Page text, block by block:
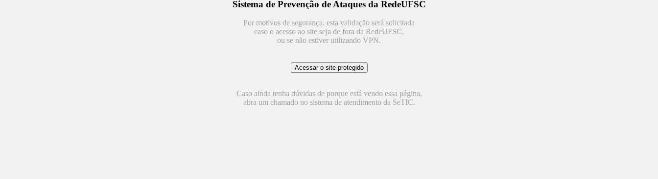
Sistema de Prevenção de Ataques da RedeUFSC
Por motivos de segurança, esta validação será solicitada
caso o acesso ao site seja de fora da RedeUFSC,
ou se não estiver utilizando VPN.
Caso ainda tenha dúvidas de porque está vendo essa página,
abra um chamado no sistema de atendimento da SeTIC.